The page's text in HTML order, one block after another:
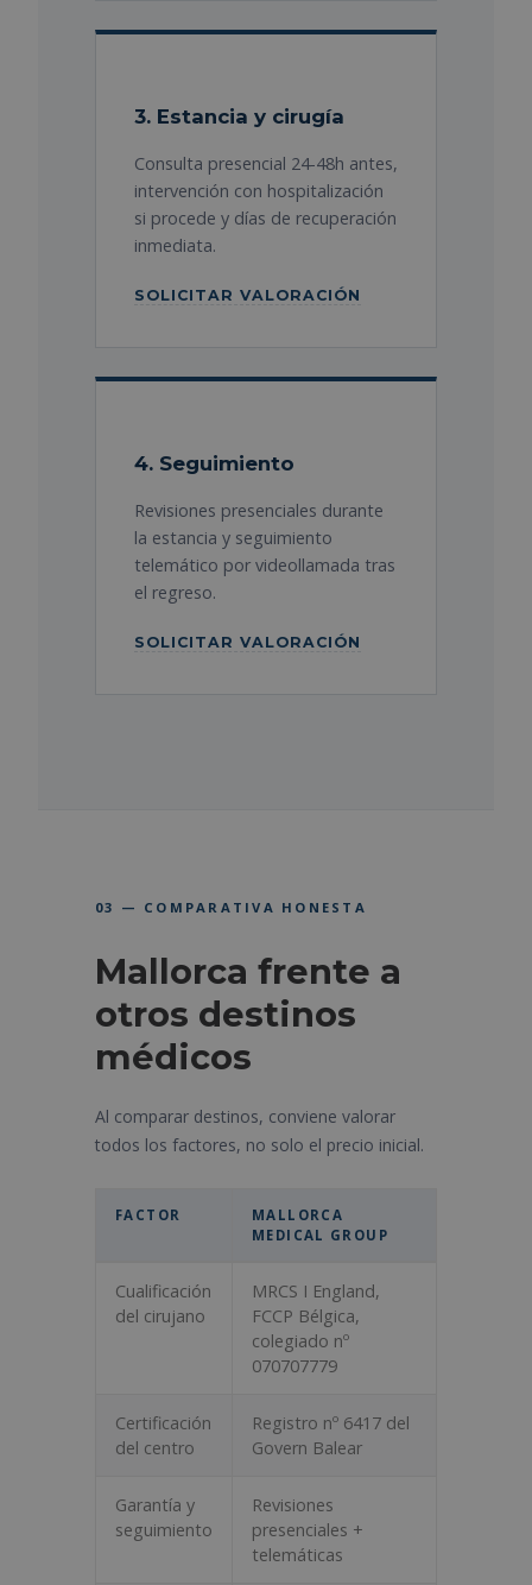
3. Estancia y cirugía
Consulta presencial 24-48h antes,
intervención con hospitalización
si procede y días de recuperación
inmediata.
SOLICITAR VALORACIÓN
4. Seguimiento
Revisiones presenciales durante
la estancia y seguimiento
telemático por videollamada tras
el regreso.
SOLICITAR VALORACIÓN
03 — COMPARATIVA HONESTA
Mallorca frente a
otros destinos
médicos
Al comparar destinos, conviene valorar
todos los factores, no solo el precio inicial.
FACTOR
MALLORCA
MEDICAL GROUP
Cualificación
del cirujano
MRCS I England,
FCCP Bélgica,
colegiado nº
070707779
Certificación
del centro
Registro nº 6417 del
Govern Balear
Garantía y
seguimiento
Revisiones
presenciales +
telemáticas